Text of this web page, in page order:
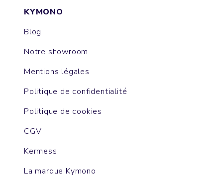
KYMONO
Blog
Notre showroom
Mentions légales
Politique de confidentialité
Politique de cookies
CGV
Kermess
La marque Kymono